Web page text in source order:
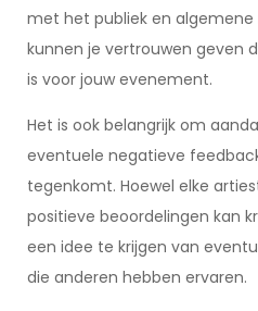
met het publiek en algemene
kunnen je vertrouwen geven
is voor jouw evenement.
Het is ook belangrijk om
eventuele negatieve
tegenkomt. Hoewel elke
positieve beoordelingen kan
een idee te krijgen van
die anderen hebben ervaren.